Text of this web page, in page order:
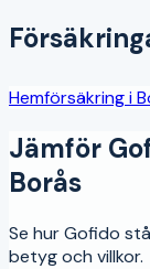
Hemförsäkringi
Jämför
Borås
Se hurGofido
betyg och villkor.